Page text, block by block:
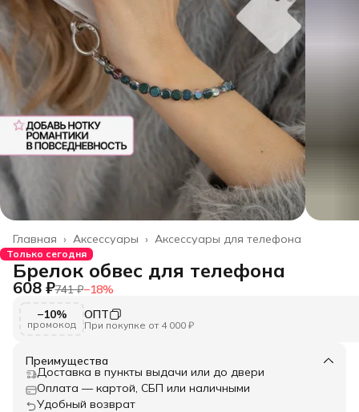
Аксессуары для телефона
Аксессуары ›
Главная ›
Только сегодня
Брелок обвес для телефона
608 ₽741 ₽−18%
−10%
промокод
ОПТ
При покупке от 4 000 ₽
Преимущества
Доставка в пункты выдачи или до двери
Оплата — картой, СБП или наличными
Удобный возврат